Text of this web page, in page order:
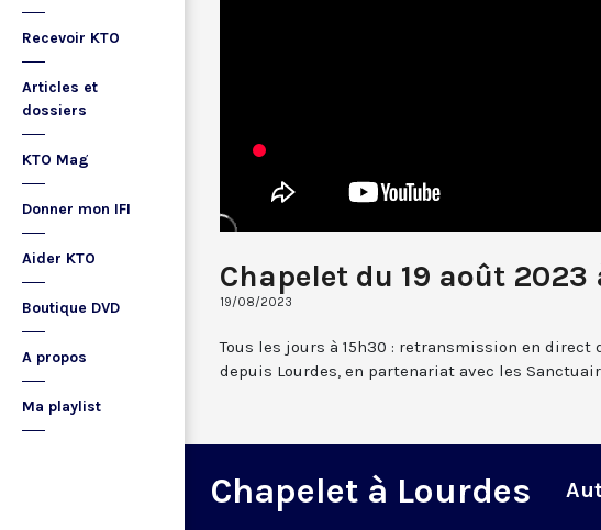
Recevoir KTO
Articles et
dossiers
KTO Mag
Donner mon IFI
Aider KTO
Boutique DVD
A propos
Ma playlist
Chapelet du 19 août 2023
19/08/2023
Tous les jours à 15h30 : retransmission en direct
depuis Lourdes, en partenariat avec les
Chapelet à Lourdes